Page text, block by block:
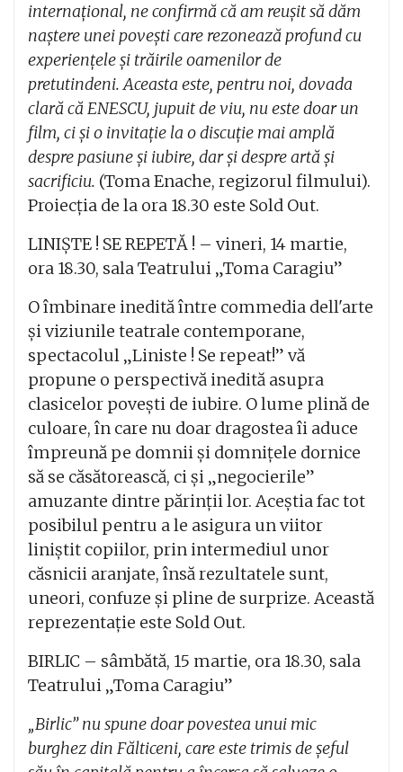
internațional, ne confirmă că am reușit să dăm
naștere unei povești care rezonează profund cu
experiențele și trăirile oamenilor de
pretutindeni. Aceasta este, pentru noi, dovada
clară că ENESCU, jupuit de viu, nu este doar un
film, ci și o invitație la o discuție mai amplă
despre pasiune și iubire, dar și despre artă și
sacrificiu. (Toma Enache, regizorul filmului).
Proiecția de la ora 18.30 este Sold Out.
LINIȘTE ! SE REPETĂ ! – vineri, 14 martie,
ora 18.30, sala Teatrului „Toma Caragiu”
O îmbinare inedită între commedia dell'arte
și viziunile teatrale contemporane,
spectacolul „Liniste ! Se repeat!” vă
propune o perspectivă inedită asupra
clasicelor povești de iubire. O lume plină de
culoare, în care nu doar dragostea îi aduce
împreună pe domnii și domnițele dornice
să se căsătorească, ci și „negocierile”
amuzante dintre părinții lor. Aceștia fac tot
posibilul pentru a le asigura un viitor
liniștit copiilor, prin intermediul unor
căsnicii aranjate, însă rezultatele sunt,
uneori, confuze și pline de surprize. Această
reprezentație este Sold Out.
BIRLIC – sâmbătă, 15 martie, ora 18.30, sala
Teatrului „Toma Caragiu”
„Birlic” nu spune doar povestea unui mic
burghez din Fălticeni, care este trimis de șeful